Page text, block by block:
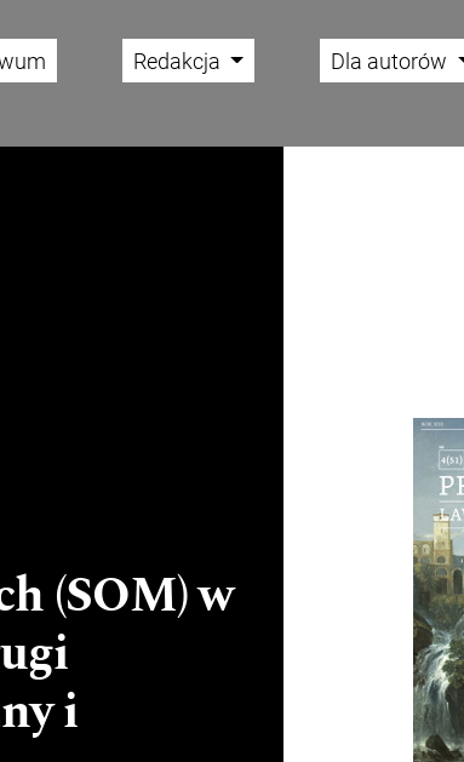
Redakcja Dla autorów
(SOM) w
i